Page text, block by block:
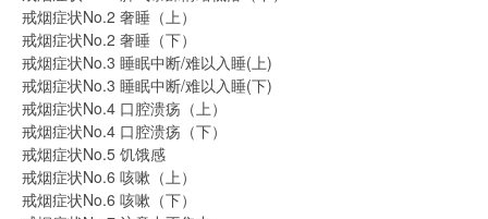
戒烟症状No.2 奢睡（上）
戒烟症状No.2 奢睡（下）
戒烟症状No.3 睡眠中断/难以入睡(上)
戒烟症状No.3 睡眠中断/难以入睡(下)
戒烟症状No.4 口腔溃疡（上）
戒烟症状No.4 口腔溃疡（下）
戒烟症状No.5 饥饿感
戒烟症状No.6 咳嗽（上）
戒烟症状No.6 咳嗽（下）